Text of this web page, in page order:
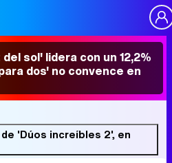
sol' lidera con un 12,2%
dos' no convence en
'Dúos increíbles 2', en